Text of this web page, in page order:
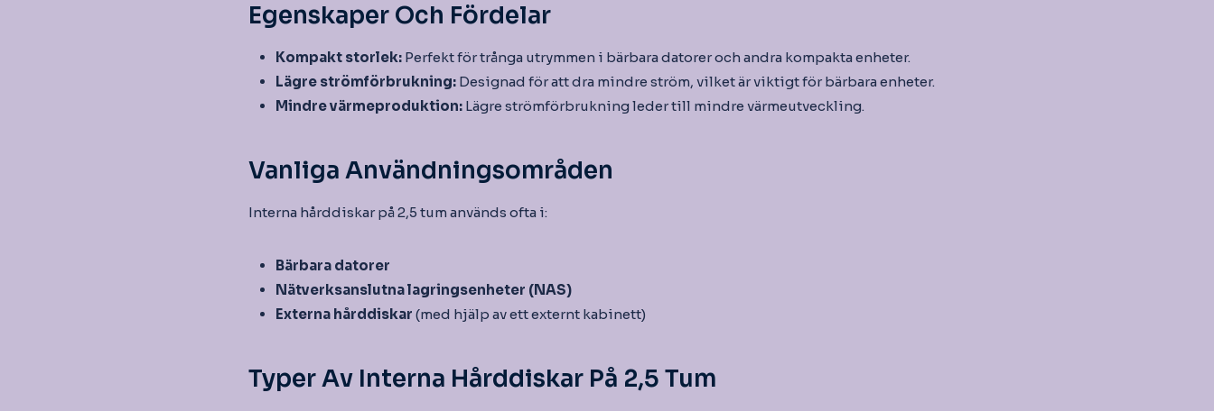
Egenskaper Och Fördelar
Kompakt storlek: Perfekt för trånga utrymmen i bärbara datorer och andra kompakta enheter.
Lägre strömförbrukning: Designad för att dra mindre ström, vilket är viktigt för bärbara enheter.
Mindre värmeproduktion: Lägre strömförbrukning leder till mindre värmeutveckling.
Vanliga Användningsområden
Interna hårddiskar på 2,5 tum används ofta i:
Bärbara datorer
Nätverksanslutna lagringsenheter (NAS)
Externa hårddiskar (med hjälp av ett externt kabinett)
Typer Av Interna Hårddiskar På 2,5 Tum